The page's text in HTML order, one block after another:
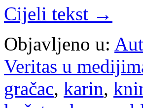
Cijeli tekst →
Objavljeno u:
Veritas u
gračac, karin,